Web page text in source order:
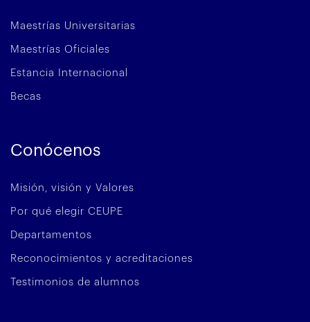
Maestrías Universitarias
Maestrías Oficiales
Estancia Internacional
Becas
Conócenos
Misión, visión y Valores
Por qué elegir CEUPE
Departamentos
Reconocimientos y acreditaciones
Testimonios de alumnos